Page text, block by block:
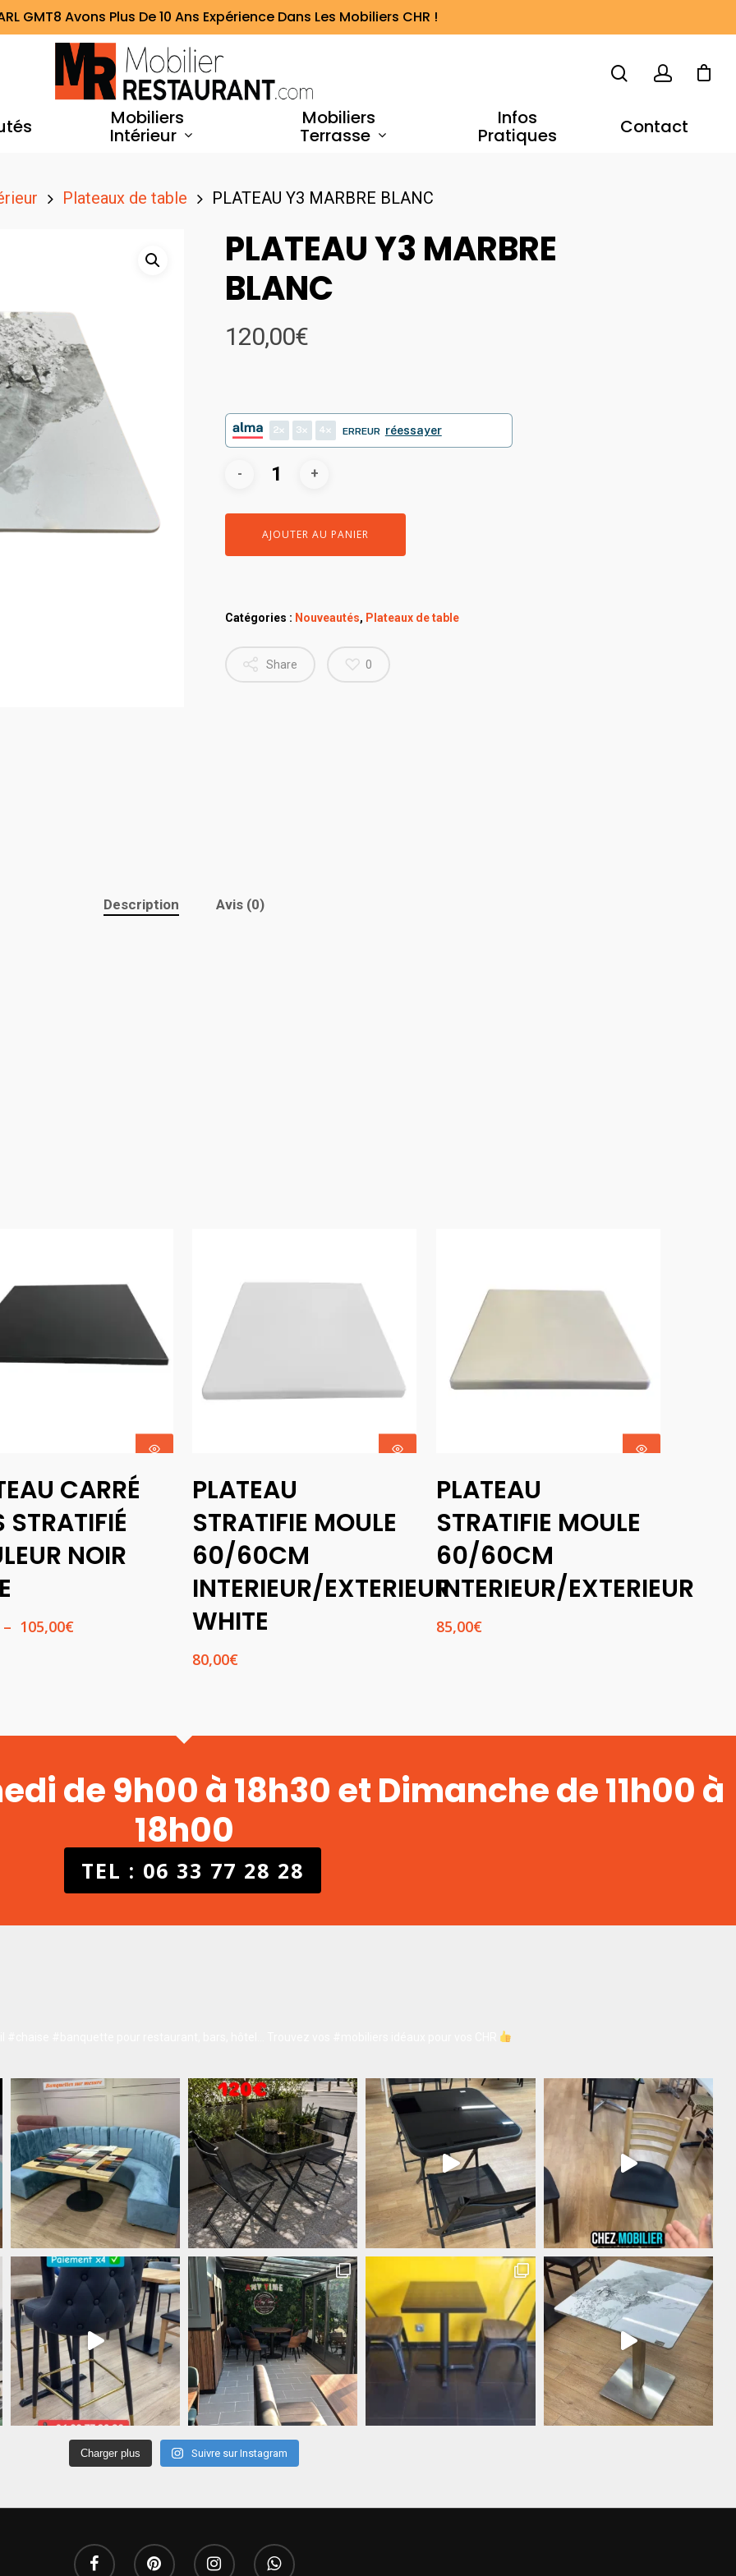
GMT8 Avons Plus De 10 Ans Expérience Dans Les Mobiliers CHR !
Mobiliers
Intérieur
Mobiliers
Terrasse
Infos
Pratiques Contact
Plateaux de table PLATEAU Y3 MARBRE BLANC
PLATEAU Y3 MARBRE
BLANC
120,00€
2 3 4 ERREUR réessayer
AJOUTER AU PANIER
Catégories : Nouveautés, Plateaux de table
Share 0
Description Avis (0)
OptionsCARRÉ
STRATIFIÉ
NOIR
– 105,00€Plage
Panier
PLATEAU
STRATIFIE MOULE
60/60CM
INTERIEUR/EXTERIEUR
WHITE
80,00€
Panier
PLATEAU
STRATIFIE MOULE
60/60CM
INTERIEUR/EXTERIEUR
85,00€
de 9h00 à 18h30 et Dimanche de 11h00 à
18h00
TEL : 06 33 77 28 28
Charger plus Suivre sur Instagram